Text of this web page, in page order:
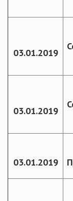
03.01.2019
03.01.2019
03.01.2019